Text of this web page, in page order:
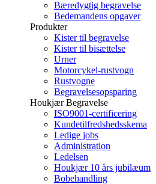
Bæredygtig begravelse
Bedemandens opgaver
Produkter
Kister til begravelse
Kister til bisættelse
Urner
Motorcykel-rustvogn
Rustvogne
Begravelsesopsparing
Houkjær Begravelse
ISO9001-certificering
Kundetilfredshedsskema
Ledige jobs
Administration
Ledelsen
Houkjær 10 års jubilæum
Bobehandling